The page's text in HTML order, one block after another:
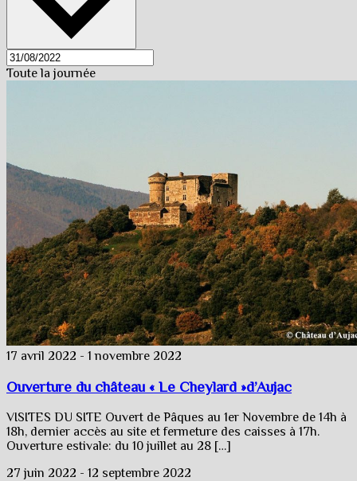
Toute la journée
17 avril 2022 - 1 novembre 2022
Ouverture du château « Le Cheylard »d’Aujac
VISITES DU SITE Ouvert de Pâques au 1er Novembre de 14h à
18h, dernier accès au site et fermeture des caisses à 17h.
Ouverture estivale: du 10 juillet au 28 […]
27 juin 2022 - 12 septembre 2022